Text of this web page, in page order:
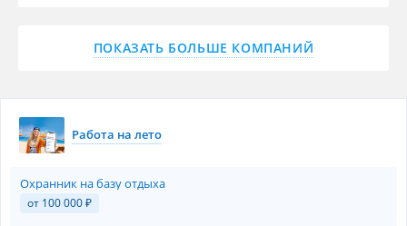
ПОКАЗАТЬ БОЛЬШЕ КОМПАНИЙ
Работа на лето
Охранник на базу отдыха
от 100 000 ₽